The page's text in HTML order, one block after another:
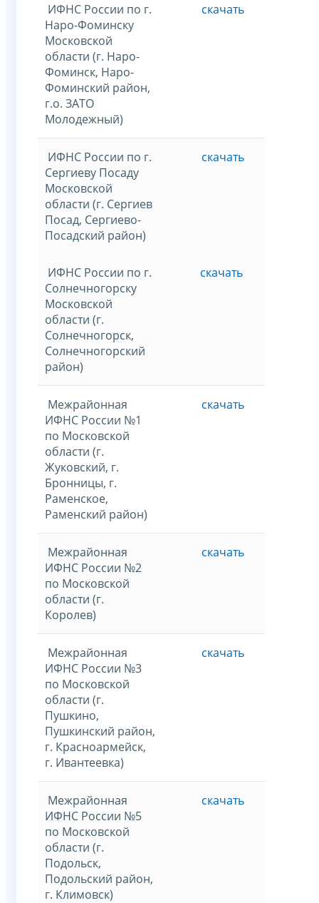
ИФНС России по г.
Наро-Фоминску
Московской
области (г. Наро-
Фоминск, Наро-
Фоминский район,
г.о. ЗАТО
Молодежный)
скачать
ИФНС России по г.
Сергиеву Посаду
Московской
области (г. Сергиев
Посад, Сергиево-
Посадский район)
скачать
ИФНС России по г.
Солнечногорску
Московской
области (г.
Солнечногорск,
Солнечногорский
район)
скачать
Межрайонная
ИФНС России №1
по Московской
области (г.
Жуковский, г.
Бронницы, г.
Раменское,
Раменский район)
скачать
Межрайонная
ИФНС России №2
по Московской
области (г.
Королев)
скачать
Межрайонная
ИФНС России №3
по Московской
области (г.
Пушкино,
Пушкинский район,
г. Красноармейск,
г. Ивантеевка)
скачать
Межрайонная
ИФНС России №5
по Московской
области (г.
Подольск,
Подольский район,
г. Климовск)
скачать